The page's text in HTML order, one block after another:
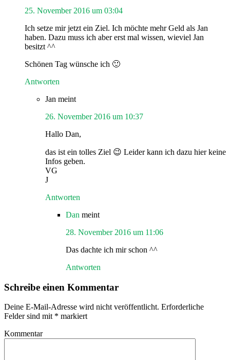
25. November 2016 um 03:04
Ich setze mir jetzt ein Ziel. Ich möchte mehr Geld als Jan
haben. Dazu muss ich aber erst mal wissen, wieviel Jan
besitzt ^^
Schönen Tag wünsche ich 🙂
Antworten
Jan meint
26. November 2016 um 10:37
Hallo Dan,
das ist ein tolles Ziel 😉 Leider kann ich dazu hier keine
Infos geben.
VG
J
Antworten
Dan meint
28. November 2016 um 11:06
Das dachte ich mir schon ^^
Antworten
Schreibe einen Kommentar
Deine E-Mail-Adresse wird nicht veröffentlicht. Erforderliche
Felder sind mit * markiert
Kommentar